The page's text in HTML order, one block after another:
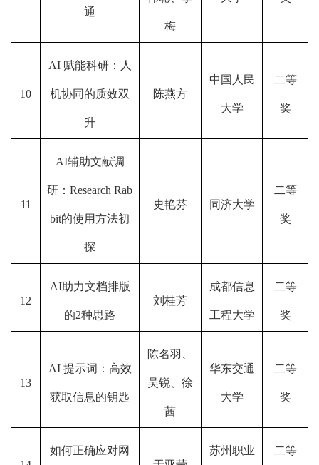
通
梅
10
AI 赋能科研：人
机协同的质效双
升
陈燕方
中国人民
大学
二等
奖
11
AI辅助文献调
研：Research Rab
bit的使用方法初
探
史艳芬 同济大学
二等
奖
12
AI助力文档排版
的2种思路
刘桂芳
成都信息
工程大学
二等
奖
13
AI 提示词：高效
获取信息的钥匙
陈名羽、
吴锐、徐
茜
华东交通
大学
二等
奖
如何正确应对网
苏州职业 二等